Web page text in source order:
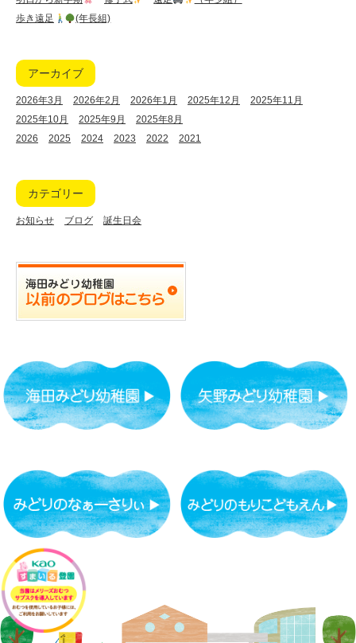
歩き遠足
(年長組)
アーカイブ
2026年3月 2026年2月 2026年1月 2025年12月
2025年11月
2025年10月
2025年9月
2025年8月
2026
2025 2024 2023 2022 2021
カテゴリー
お知らせ ブログ 誕生日会